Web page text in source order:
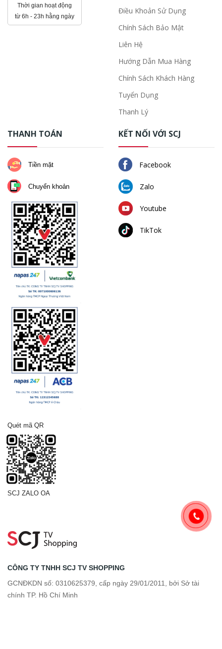
Thời gian hoạt động
từ 6h - 23h hằng ngày
Điều Khoản Sử Dụng
Chính Sách Bảo Mật
Liên Hệ
Hướng Dẫn Mua Hàng
Chính Sách Khách Hàng
Tuyển Dụng
Thanh Lý
THANH TOÁN
Tiền mặt
Chuyển khoản
KẾT NỐI VỚI SCJ
Facebook
Zalo
Youtube
TikTok
Quét mã QR
SCJ ZALO OA
CÔNG TY TNHH SCJ TV SHOPPING
GCNĐKDN số: 0310625379, cấp ngày 29/01/2011, bởi Sở tài
chính TP. Hồ Chí Minh